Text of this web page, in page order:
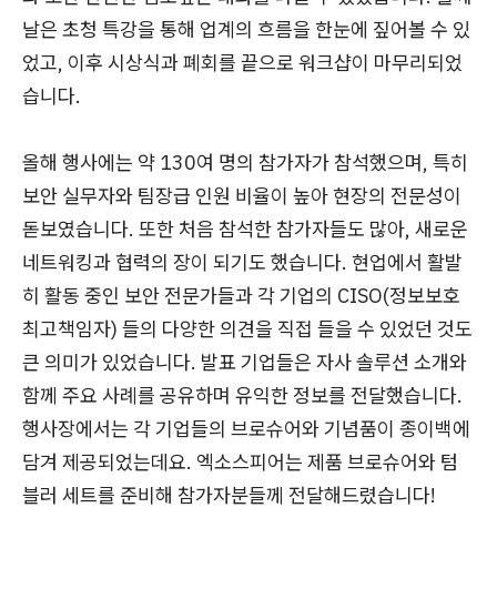
날은 초청 특강을 통해 업계의 흐름을 한눈에 짚어볼 수 있
었고, 이후 시상식과 폐회를 끝으로 워크샵이 마무리되었
습니다.
올해 행사에는 약 130여 명의 참가자가 참석했으며, 특히
보안 실무자와 팀장급 인원 비율이 높아 현장의 전문성이
돋보였습니다. 또한 처음 참석한 참가자들도 많아, 새로운
네트워킹과 협력의 장이 되기도 했습니다. 현업에서 활발
히 활동 중인 보안 전문가들과 각 기업의 CISO(정보보호
최고책임자) 들의 다양한 의견을 직접 들을 수 있었던 것도
큰 의미가 있었습니다. 발표 기업들은 자사 솔루션 소개와
함께 주요 사례를 공유하며 유익한 정보를 전달했습니다.
행사장에서는 각 기업들의 브로슈어와 기념품이 종이백에
담겨 제공되었는데요. 엑소스피어는 제품 브로슈어와 텀
블러 세트를 준비해 참가자분들께 전달해드렸습니다!